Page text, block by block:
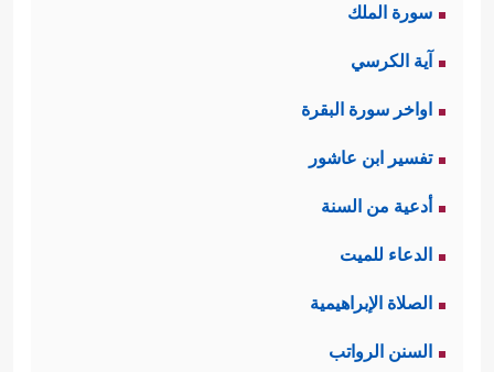
سورة الملك
آية الكرسي
اواخر سورة البقرة
تفسير ابن عاشور
أدعية من السنة
الدعاء للميت
الصلاة الإبراهيمية
السنن الرواتب